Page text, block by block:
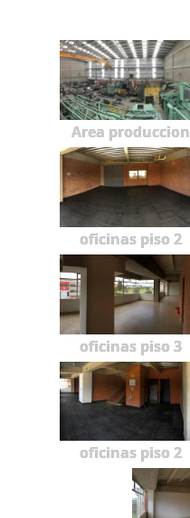
Area produccion
oficinas piso 2
oficinas piso 3
oficinas piso 2